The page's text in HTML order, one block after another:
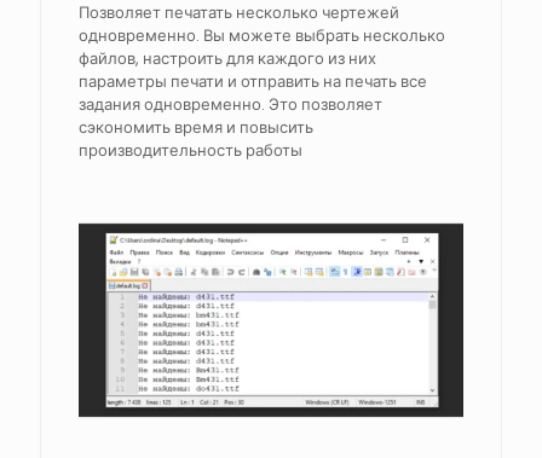
Позволяет печатать несколько чертежей
одновременно. Вы можете выбрать несколько
файлов, настроить для каждого из них
параметры печати и отправить на печать все
задания одновременно. Это позволяет
сэкономить время и повысить
производительность работы